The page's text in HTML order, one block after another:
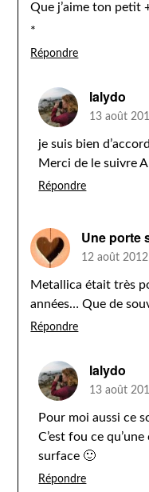
Que j’aime ton petit
*
Répondre
lalydo
13 août
je suis bien
Merci de le suivre
Répondre
Une porte
12 août
Metallica était très
années… Que de
Répondre
lalydo
13 août
Pour moi aussi ce
C’est fou ce
surface 🙂
Répondre